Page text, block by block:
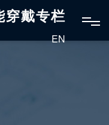
穿戴专栏
EN